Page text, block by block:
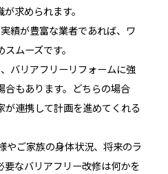
求められます。
績が豊富な業者であれば、ワ
ムーズです。
バリアフリーリフォームに強
合もあります。どちらの場合
連携して計画を進めてくれる
やご家族の身体状況、将来のラ
なバリアフリー改修は何かを